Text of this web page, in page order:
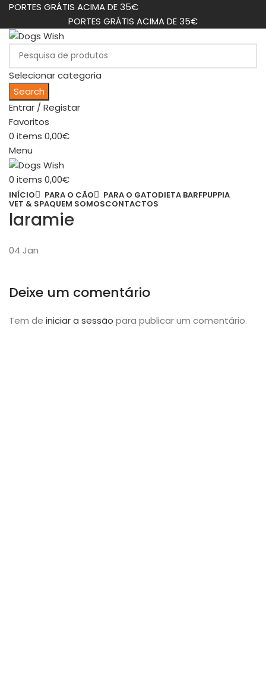
PORTES GRÁTIS ACIMA DE 35€
PORTES GRÁTIS ACIMA DE 35€
Selecionar categoria
Search
Entrar / Registar
Favoritos
0 items 0,00€
Menu
0 items 0,00€
INÍCIO PARA O CÃO PARA O GATODIETA BARFPUPPIA
VET & SPAQUEM SOMOSCONTACTOS
laramie
04 Jan
Deixe um comentário
Tem de iniciar a sessão para publicar um comentário.